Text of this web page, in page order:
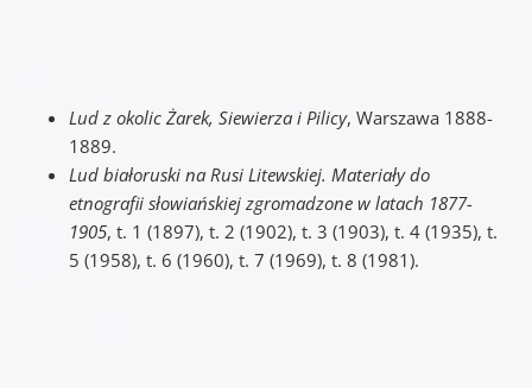
Lud z okolic Żarek, Siewierza i Pilicy, Warszawa 1888-
1889.
Lud białoruski na Rusi Litewskiej. Materiały do
etnografii słowiańskiej zgromadzone w latach 1877-
1905, t. 1 (1897), t. 2 (1902), t. 3 (1903), t. 4 (1935), t.
5 (1958), t. 6 (1960), t. 7 (1969), t. 8 (1981).